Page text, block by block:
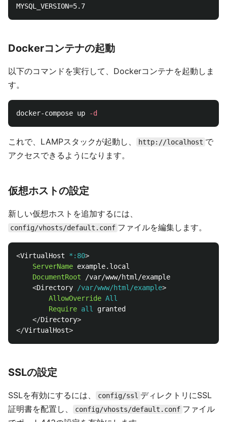
Dockerコンテナの起動
以下のコマンドを実行して、Dockerコンテナを起動しま
す。
docker-compose up -d
これで、LAMPスタックが起動し、 http://localhost で
アクセスできるようになります。
仮想ホストの設定
新しい仮想ホストを追加するには、
config/vhosts/default.conf ファイルを編集します。
<VirtualHost *:80
ServerName example.local
DocumentRoot /var/www/html/example
<Directory /var/www/html/example
AllowOverride All
Require all
granted
</Directory>
</VirtualHost
SSLの設定
SSLを有効にするには、 config/ssl ディレクトリにSSL
証明書を配置し、
config/vhosts/default.conf ファイル